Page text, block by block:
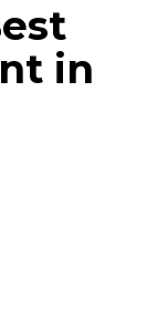
in